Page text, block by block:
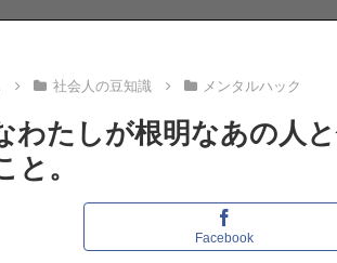
社会人の豆知識 メンタルハック
わたしが根明なあの人
と。
Facebook